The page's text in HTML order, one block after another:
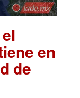
en
de